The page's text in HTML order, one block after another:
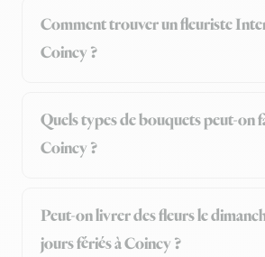
Comment trouver un fleuriste
Coincy ?
Quels types de bouquets peut-on
Coincy ?
Peut-on livrer des fleurs le
jours fériés à Coincy ?